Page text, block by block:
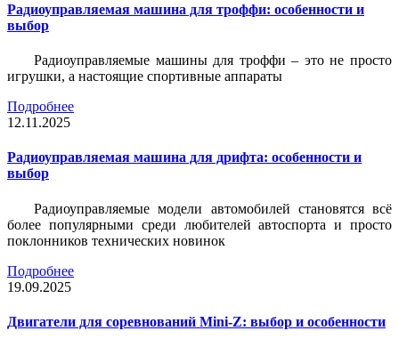
Радиоуправляемая машина для троффи: особенности и
выбор
Радиоуправляемые машины для троффи – это не просто
игрушки, а настоящие спортивные аппараты
Подробнее
12.11.2025
Радиоуправляемая машина для дрифта: особенности и
выбор
Радиоуправляемые модели автомобилей становятся всё
более популярными среди любителей автоспорта и просто
поклонников технических новинок
Подробнее
19.09.2025
Двигатели для соревнований Mini-Z: выбор и особенности